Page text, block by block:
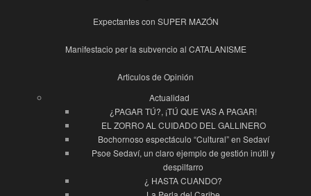
Expectantes con SUPER MAZÓN
Manifestacio per la subvencio al CATALANISME
Articulos de Opinión
Actualidad
¿PAGAR TÚ?, ¡TÚ QUE VAS A PAGAR!
EL ZORRO AL CUIDADO DEL GALLINERO
Bochornoso espectáculo “Cultural” en Sedaví
Psoe Sedaví, un claro ejemplo de gestión inútil y
despilfarro
¿ HASTA CUANDO?